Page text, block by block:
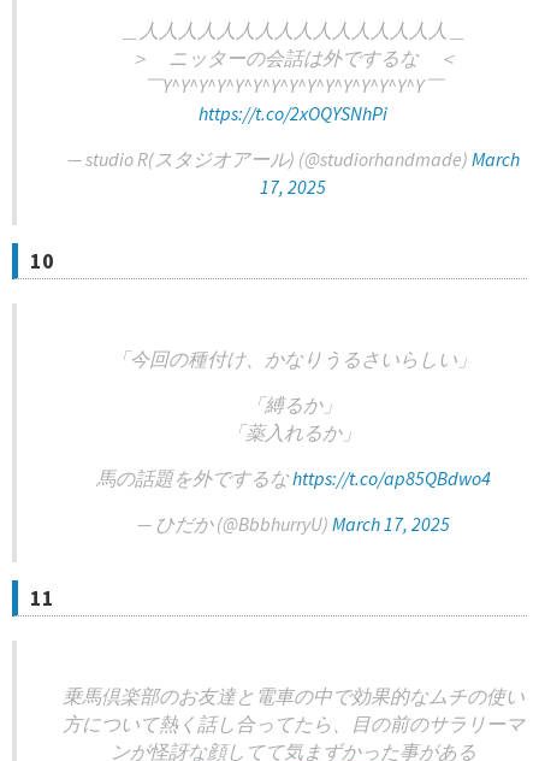
＿人人人人人人人人人人人人人人人人＿
＞ ニッターの会話は外でするな ＜
￣Y^Y^Y^Y^Y^Y^Y^Y^Y^Y^Y^Y^Y^Y^Y￣
https://t.co/2xOQYSNhPi
— studio R(スタジオアール) (@studiorhandmade) March
17, 2025
10
「今回の種付け、かなりうるさいらしい」
「縛るか」
「薬入れるか」
馬の話題を外でするなhttps://t.co/ap85QBdwo4
— ひだか (@BbbhurryU) March 17, 2025
11
乗馬倶楽部のお友達と電車の中で効果的なムチの使い
方について熱く話し合ってたら、目の前のサラリーマ
ンが怪訝な顔してて気まずかった事がある